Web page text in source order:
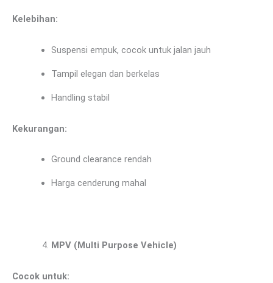
Kelebihan:
Suspensi empuk, cocok untuk jalan jauh
Tampil elegan dan berkelas
Handling stabil
Kekurangan:
Ground clearance rendah
Harga cenderung mahal
MPV (Multi Purpose Vehicle)
Cocok untuk: